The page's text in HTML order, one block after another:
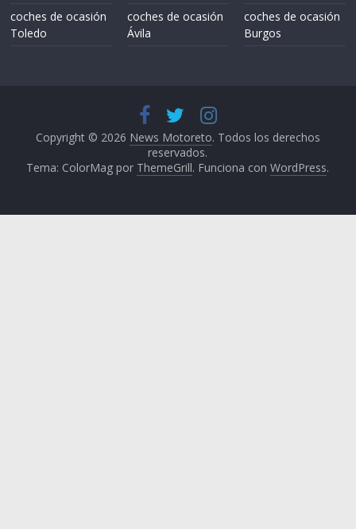
coches de ocasión
Toledo
coches de ocasión
Ávila
coches de ocasión
Burgos
Copyright © 2026 News Motoreto. Todos los derechos
reservados.
Tema: ColorMag por ThemeGrill. Funciona conWordPress.